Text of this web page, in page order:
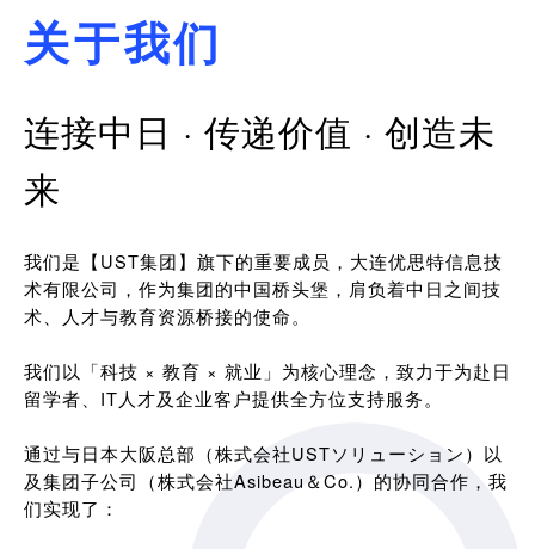
关于我们
连接中日 · 传递价值 · 创造未
来
我们是【UST集团】旗下的重要成员，大连优思特信息技
术有限公司，作为集团的中国桥头堡，肩负着中日之间技
术、人才与教育资源桥接的使命。
我们以「科技 × 教育 × 就业」为核心理念，致力于为赴日
留学者、IT人才及企业客户提供全方位支持服务。
通过与日本大阪总部（株式会社USTソリューション）以
及集团子公司（株式会社Asibeau＆Co.）的协同合作，我
们实现了：